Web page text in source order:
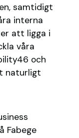
samtidigt
interna
att ligga i
våra
och
naturligt
Fabege